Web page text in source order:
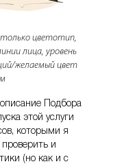
цветотип,
лица, уровень
желаемый цвет
Подбора
этой услуги
которыми я
и
(но как и с